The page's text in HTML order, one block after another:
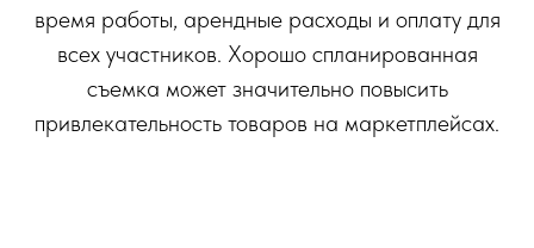
время работы, арендные расходы и оплату для
всех участников. Хорошо спланированная
съемка может значительно повысить
привлекательность товаров на маркетплейсах.